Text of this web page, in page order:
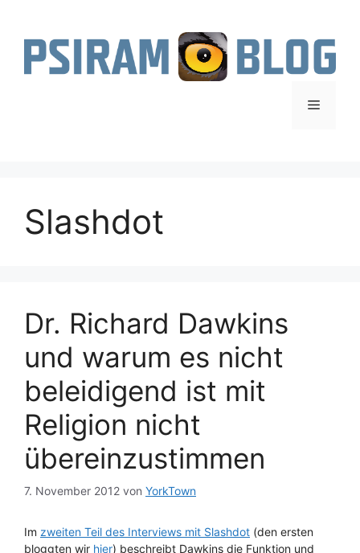
springen
Menü
Slashdot
Dr. Richard Dawkins
und warum es nicht
beleidigend ist mit
Religion nicht
übereinzustimmen
7. November 2012 von YorkTown
Im zweiten Teil des Interviews mit Slashdot (den ersten
bloggten wir hier) beschreibt Dawkins die Funktion und